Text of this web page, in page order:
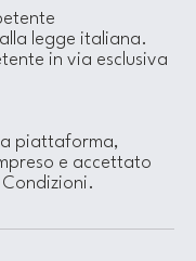
legge italiana.
in via esclusiva
piattaforma,
e accettato